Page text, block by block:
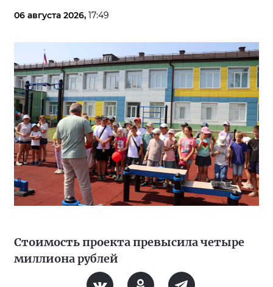
06 августа 2026, 17:49
Стоимость проекта превысила четыре
миллиона рублей